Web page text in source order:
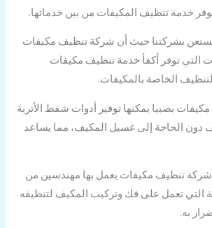
خدمة تنظيف المكيفات من بين خدماتها.
بشركتنا حيث أن شركة تنظيف مكيفات
التي توفر أكفأ خدمة تنظيف مكيفات
الخاصة بالمكيفات.
بصبيا يمكنها توفير أدوات شفط الأتربة
دون الحاجة إلى غسيل المكيف، مما يساعد
تنظيف مكيفات يعمل بها مهندسين من
التي تعمل على فك وتركيب المكيف لتنظيفه
به.